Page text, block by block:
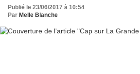
Publié le 23/06/2017 à 10:54
Par Melle Blanche